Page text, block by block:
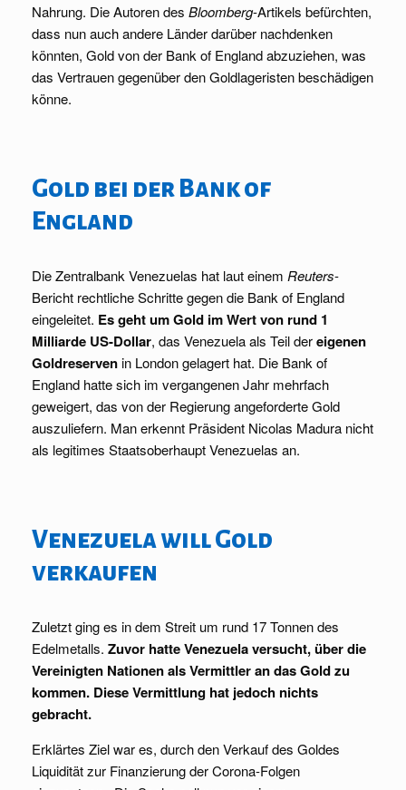
Nahrung. Die Autoren des Bloomberg-Artikels befürchten,
dass nun auch andere Länder darüber nachdenken
könnten, Gold von der Bank of England abzuziehen, was
das Vertrauen gegenüber den Goldlageristen beschädigen
könne.
Gold bei der Bank of
England
Die Zentralbank Venezuelas hat laut einem Reuters-
Bericht rechtliche Schritte gegen die Bank of England
eingeleitet. Es geht um Gold im Wert von rund 1
Milliarde US-Dollar, das Venezuela als Teil dereigenen
Goldreservenin London gelagert hat. Die Bank of
England hatte sich im vergangenen Jahr mehrfach
geweigert, das von der Regierung angeforderte Gold
auszuliefern. Man erkennt Präsident Nicolas Madura nicht
als legitimes Staatsoberhaupt Venezuelas an.
Venezuela will Gold
verkaufen
Zuletzt ging es in dem Streit um rund 17 Tonnen des
Edelmetalls. Zuvor hatte Venezuela versucht, über die
Vereinigten Nationen als Vermittler an das Gold zu
kommen. Diese Vermittlung hat jedoch nichts
gebracht.
Erklärtes Ziel war es, durch den Verkauf des Goldes
Liquidität zur Finanzierung der Corona-Folgen